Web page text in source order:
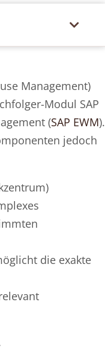
Management)
Modul SAP
(SAP EWM).
jedoch
die exakte